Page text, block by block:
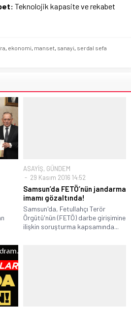
Teknolojik kapasite ve rekabet
, ekonomi, manset, sanayi, serdal sefa
ASAYİŞ, GÜNDEM
29 Kasım 2016 14:52
Samsun’da FETÖ’nün jandarma
imamı gözaltında!
Samsun'da, Fetullahçı Terör
Örgütü'nün (FETÖ) darbe girişimine
ilişkin soruşturma kapsamında...